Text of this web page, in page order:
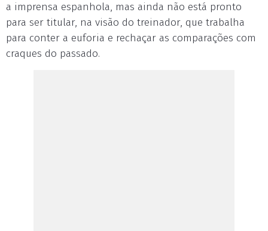
a imprensa espanhola, mas ainda não está pronto
para ser titular, na visão do treinador, que trabalha
para conter a euforia e rechaçar as comparações com
craques do passado.